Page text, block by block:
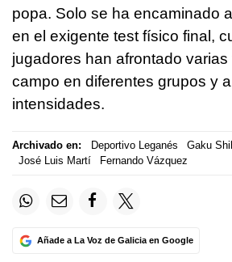
popa. Solo se ha encaminado
en el exigente test físico final,
jugadores han afrontado varias
campo en diferentes grupos y
intensidades.
Archivado en: Deportivo Leganés Gaku
José Luis Martí
Fernando Vázquez
Añade a La Voz de Galicia en Google